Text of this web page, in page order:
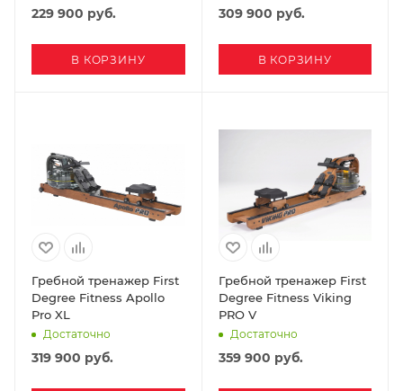
229 900 руб.
В КОРЗИНУ
309 900 руб.
В КОРЗИНУ
Гребной тренажер First
Degree Fitness Apollo
Pro XL
Достаточно
319 900 руб.
Гребной тренажер First
Degree Fitness Viking
PRO V
Достаточно
359 900 руб.